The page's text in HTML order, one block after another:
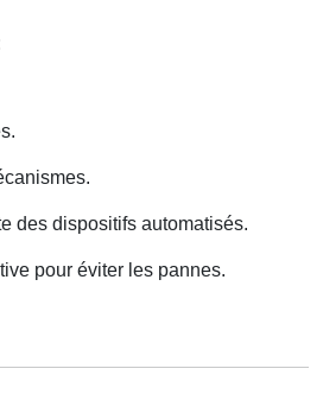
des dispositifs automatisés.
pour éviter les pannes.